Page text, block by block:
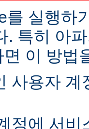
를 실행하
. 특히 아
이 방법
사용자
정에 서비